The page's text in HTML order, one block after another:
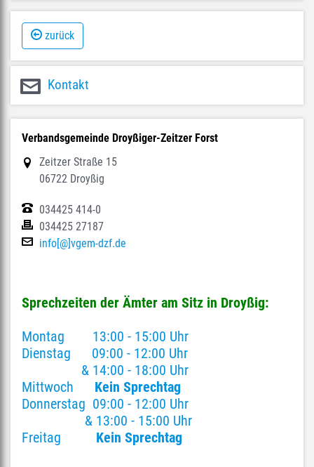
zurück
Kontakt
Verbandsgemeinde Droyßiger-Zeitzer Forst
Zeitzer Straße 15
06722 Droyßig
034425 414-0
034425 27187
info[@]vgem-dzf.de
Sprechzeiten der Ämter am Sitz in Droyßig:
Montag 13:00 - 15:00 Uhr
Dienstag 09:00 - 12:00 Uhr
& 14:00 - 18:00 Uhr
Mittwoch Kein Sprechtag
Donnerstag 09:00 - 12:00 Uhr
& 13:00 - 15:00 Uhr
Freitag Kein Sprechtag